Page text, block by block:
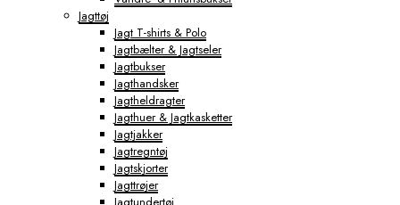
Jagttøj
Jagt T-shirts & Polo
Jagtbælter & Jagtseler
Jagtbukser
Jagthandsker
Jagtheldragter
Jagthuer & Jagtkasketter
Jagtjakker
Jagtregntøj
Jagtskjorter
Jagttrøjer